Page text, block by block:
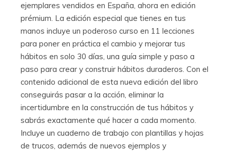
ejemplares vendidos en España, ahora en edición
prémium. La edición especial que tienes en tus
manos incluye un poderoso curso en 11 lecciones
para poner en práctica el cambio y mejorar tus
hábitos en solo 30 días, una guía simple y paso a
paso para crear y construir hábitos duraderos. Con el
contenido adicional de esta nueva edición del libro
conseguirás pasar a la acción, eliminar la
incertidumbre en la construcción de tus hábitos y
sabrás exactamente qué hacer a cada momento.
Incluye un cuaderno de trabajo con plantillas y hojas
de trucos, además de nuevos ejemplos y